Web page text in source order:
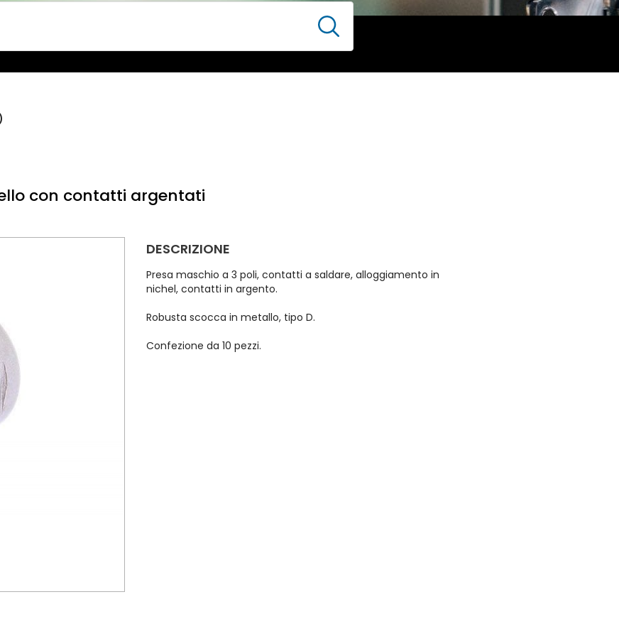
con contatti argentati
DESCRIZIONE
Presa maschio a 3 poli, contatti a saldare, alloggiamento in
nichel, contatti in argento.
Robusta scocca in metallo, tipo D.
Confezione da 10 pezzi.